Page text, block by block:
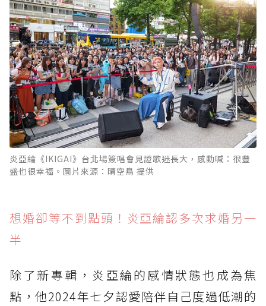
炎亞綸《IKIGAI》台北場簽唱會見證歌迷長大，感動喊：很豐
盛也很幸福。圖片來源：晴空鳥 提供
想婚卻等不到點頭！炎亞綸認多次求婚另一
半
除了新專輯，炎亞綸的感情狀態也成為焦
點，他2024年七夕認愛陪伴自己度過低潮的